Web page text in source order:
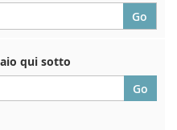
qui sotto